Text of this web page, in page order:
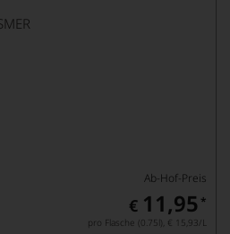
Ab-Hof-Preis
€ 11,95 *
pro Flasche (0.75l), € 15,93/L